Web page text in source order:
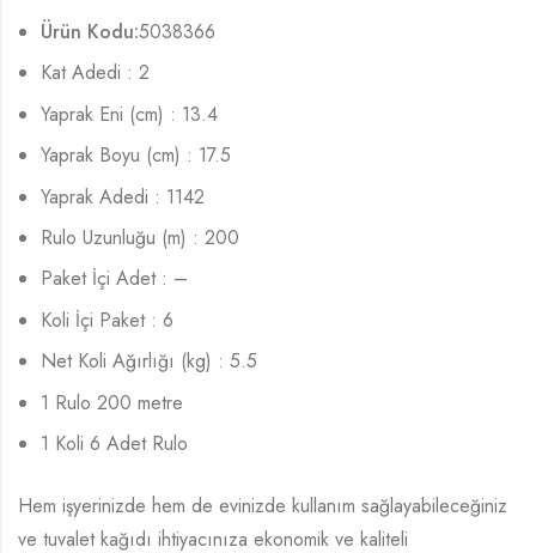
Ürün Kodu:5038366
Kat Adedi : 2
Yaprak Eni (cm) : 13.4
Yaprak Boyu (cm) : 17.5
Yaprak Adedi : 1142
Rulo Uzunluğu (m) : 200
Paket İçi Adet : –
Koli İçi Paket : 6
Net Koli Ağırlığı (kg) : 5.5
1 Rulo 200 metre
1 Koli 6 Adet Rulo
Hem işyerinizde hem de evinizde kullanım sağlayabileceğiniz
ve tuvalet kağıdı ihtiyacınıza ekonomik ve kaliteli